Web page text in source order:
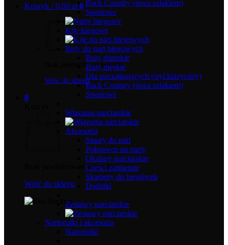
Koszyk /0,00 zł 0
Brak produktów w koszyku.
Wróć do sklepu
0
Brak produktów w koszyku.
Wróć do sklepu
Back Country (poza szlakiem)
Sportowe
Kije biegowe
Buty do nart biegowych
Buty damskie
Buty męskie
Dla początkujących (styl klasyczny)
Back Country (poza szlakiem)
Sportowe
Wiązania narciarskie
Akcesoria
Smary do nart
Pokrowce na narty
Okulary narciarskie
Części zamienne
Skarpety do biegówek
Dodatki
Zestawy narciarskie
Nartorolki i akcesoria
Nartorolki